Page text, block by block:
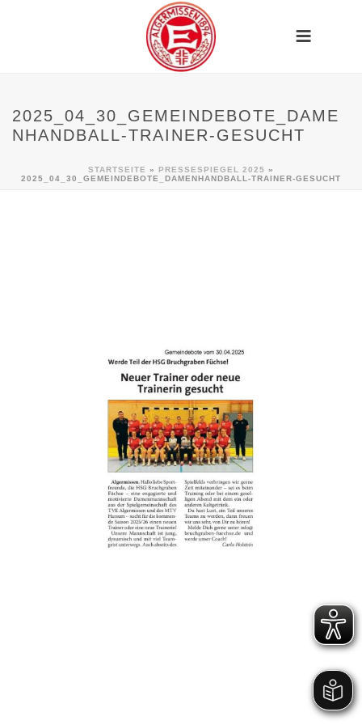
2025_04_30_GEMEINDEBOTE_DAME
NHANDBALL-TRAINER-GESUCHT
STARTSEITE » PRESSESPIEGEL 2025 »
2025_04_30_GEMEINDEBOTE_DAMENHANDBALL-TRAINER-GESUCHT